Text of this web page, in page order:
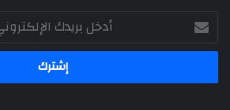
أدخل
بريدك
الإلكتروني